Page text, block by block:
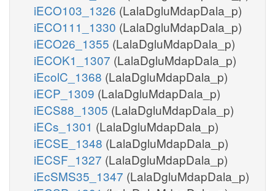
iECO103_1326 (LalaDgluMdapDala_p)
iECO111_1330 (LalaDgluMdapDala_p)
iECO26_1355 (LalaDgluMdapDala_p)
iECOK1_1307 (LalaDgluMdapDala_p)
iEcolC_1368 (LalaDgluMdapDala_p)
iECP_1309 (LalaDgluMdapDala_p)
iECS88_1305 (LalaDgluMdapDala_p)
iECs_1301 (LalaDgluMdapDala_p)
iECSE_1348 (LalaDgluMdapDala_p)
iECSF_1327 (LalaDgluMdapDala_p)
iEcSMS35_1347 (LalaDgluMdapDala_p)